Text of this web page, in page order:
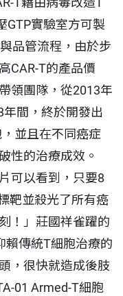
GTP實驗室方可製
品管流程，由於步
CAR-T的產品價
領團隊，從2013年
間，終於開發出
並且在不同癌症
性的治療成效。
可以看到，只要8
靶並殺光了所有癌
！」莊國祥雀躍的
賴傳統T細胞治療的
，很快就造成後肢
01 Armed-T細胞